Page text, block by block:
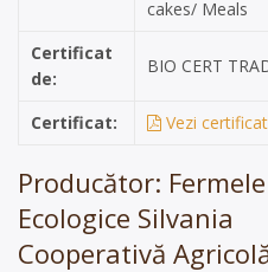
cakes/ Meals
Certificat
de:
BIO CERT
Certificat: Vezi
Producător: Fermele
Ecologice Silvania
Cooperativă